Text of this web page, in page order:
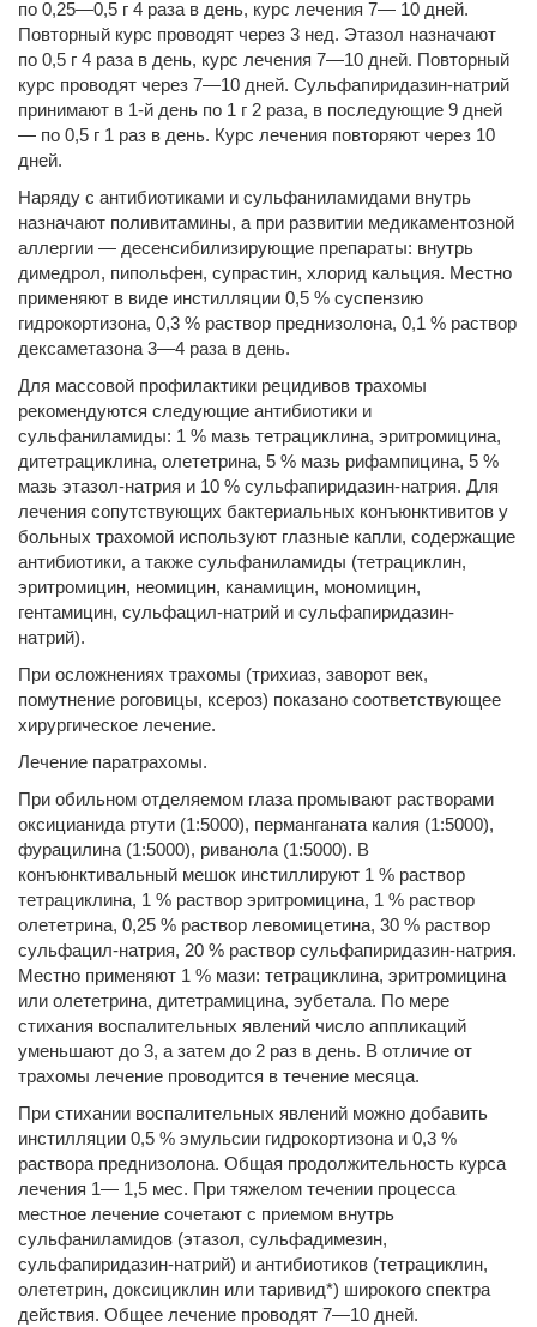
по 0,25—0,5 г 4 раза в день, курс лечения 7— 10 дней.
Повторный курс проводят через 3 нед. Этазол назначают
по 0,5 г 4 раза в день, курс лечения 7—10 дней. Повторный
курс проводят через 7—10 дней. Сульфапиридазин-натрий
принимают в 1-й день по 1 г 2 раза, в последующие 9 дней
— по 0,5 г 1 раз в день. Курс лечения повторяют через 10
дней.
Наряду с антибиотиками и сульфаниламидами внутрь
назначают поливитамины, а при развитии медикаментозной
аллергии — десенсибилизирующие препараты: внутрь
димедрол, пипольфен, супрастин, хлорид кальция. Местно
применяют в виде инстилляции 0,5 % суспензию
гидрокортизона, 0,3 % раствор преднизолона, 0,1 % раствор
дексаметазона 3—4 раза в день.
Для массовой профилактики рецидивов трахомы
рекомендуются следующие антибиотики и
сульфаниламиды: 1 % мазь тетрациклина, эритромицина,
дитетрациклина, олететрина, 5 % мазь рифампицина, 5 %
мазь этазол-натрия и 10 % сульфапиридазин-натрия. Для
лечения сопутствующих бактериальных конъюнктивитов у
больных трахомой используют глазные капли, содержащие
антибиотики, а также сульфаниламиды (тетрациклин,
эритромицин, неомицин, канамицин, мономицин,
гентамицин, сульфацил-натрий и сульфапиридазин-
натрий).
При осложнениях трахомы (трихиаз, заворот век,
помутнение роговицы, ксероз) показано соответствующее
хирургическое лечение.
Лечение паратрахомы.
При обильном отделяемом глаза промывают растворами
оксицианида ртути (1:5000), перманганата калия (1:5000),
фурацилина (1:5000), риванола (1:5000). В
конъюнктивальный мешок инстиллируют 1 % раствор
тетрациклина, 1 % раствор эритромицина, 1 % раствор
олететрина, 0,25 % раствор левомицетина, 30 % раствор
сульфацил-натрия, 20 % раствор сульфапиридазин-натрия.
Местно применяют 1 % мази: тетрациклина, эритромицина
или олететрина, дитетрамицина, эубетала. По мере
стихания воспалительных явлений число аппликаций
уменьшают до 3, а затем до 2 раз в день. В отличие от
трахомы лечение проводится в течение месяца.
При стихании воспалительных явлений можно добавить
инстилляции 0,5 % эмульсии гидрокортизона и 0,3 %
раствора преднизолона. Общая продолжительность курса
лечения 1— 1,5 мес. При тяжелом течении процесса
местное лечение сочетают с приемом внутрь
сульфаниламидов (этазол, сульфадимезин,
сульфапиридазин-натрий) и антибиотиков (тетрациклин,
олететрин, доксициклин или таривид*) широкого спектра
действия. Общее лечение проводят 7—10 дней.